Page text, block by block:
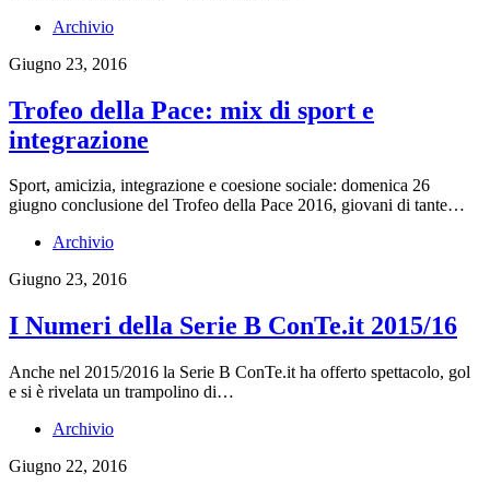
Archivio
Giugno 23, 2016
Trofeo della Pace: mix di sport e
integrazione
Sport, amicizia, integrazione e coesione sociale: domenica 26
giugno conclusione del Trofeo della Pace 2016, giovani di tante…
Archivio
Giugno 23, 2016
I Numeri della Serie B ConTe.it 2015/16
Anche nel 2015/2016 la Serie B ConTe.it ha offerto spettacolo, gol
e si è rivelata un trampolino di…
Archivio
Giugno 22, 2016